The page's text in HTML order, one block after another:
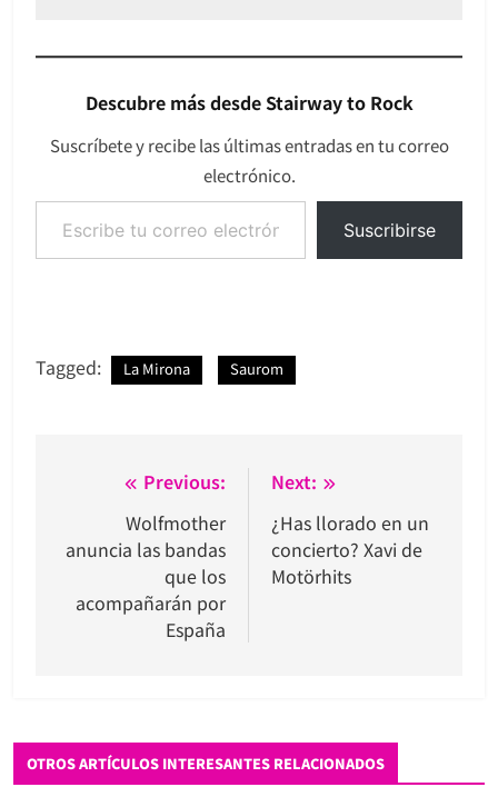
Descubre más desde Stairway to Rock
Suscríbete y recibe las últimas entradas en tu correo
electrónico.
Escribe tu correo electrónico…
Suscribirse
Tagged: La Mirona Saurom
Navegación
entradas
Previous:
Wolfmother
anuncia las bandas
que los
acompañarán por
España
Next:
¿Has llorado en un
concierto? Xavi de
Motörhits
OTROS ARTÍCULOS INTERESANTES RELACIONADOS